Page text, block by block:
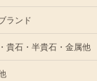
ランド
貴石・半貴石・金属他